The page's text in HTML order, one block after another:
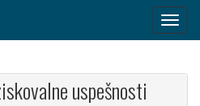
uspešnosti